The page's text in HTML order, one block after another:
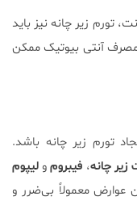
تورم زیر چانه نیز باید
مصرف آنتی بیوتیک ممکن
تورم زیر چانه باشد.
چانه، فیبرومو لیپوم‌
عوارض معمولاً بی‌ضرر و